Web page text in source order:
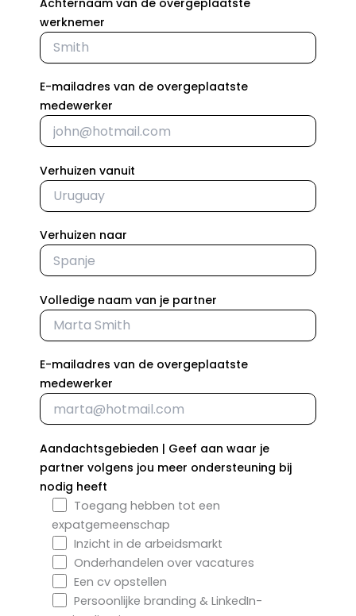
werknemer
E-mailadres van de overgeplaatste
medewerker
Verhuizen vanuit
Verhuizen naar
Volledige naam van je partner
E-mailadres van de overgeplaatste
medewerker
Aandachtsgebieden | Geef aan waar je
partner volgens jou meer ondersteuning bij
nodig heeft
Toegang hebben tot een
expatgemeenschap
Inzicht in de arbeidsmarkt
Onderhandelen over vacatures
Een cv opstellen
Persoonlijke branding & LinkedIn-